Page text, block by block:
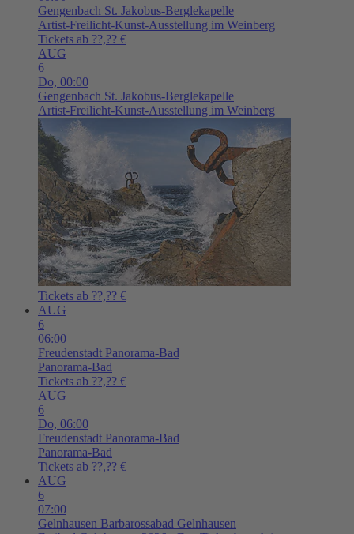
Gengenbach St. Jakobus-Berglekapelle
Artist-Freilicht-Kunst-Ausstellung im Weinberg
Tickets ab ??,?? €
AUG
6
Do, 00:00
Gengenbach St. Jakobus-Berglekapelle
Artist-Freilicht-Kunst-Ausstellung im Weinberg
Tickets ab ??,?? €
AUG
6
06:00
Freudenstadt Panorama-Bad
Panorama-Bad
Tickets ab ??,?? €
AUG
6
Do, 06:00
Freudenstadt Panorama-Bad
Panorama-Bad
Tickets ab ??,?? €
AUG
6
07:00
Gelnhausen Barbarossabad Gelnhausen